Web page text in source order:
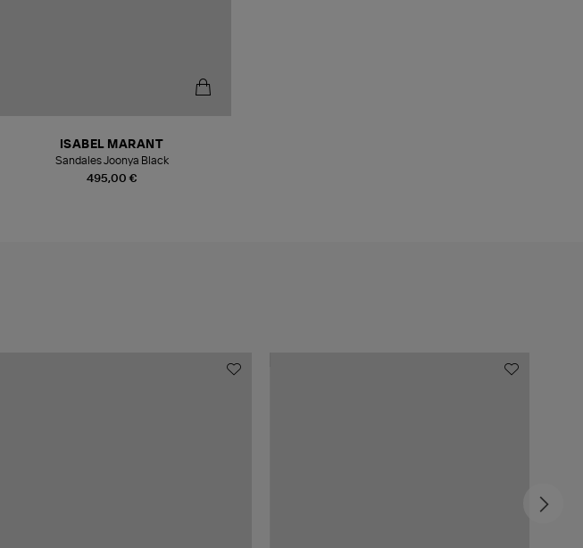
495,00 €
ISABEL MARANT
Sandales Joonya Black